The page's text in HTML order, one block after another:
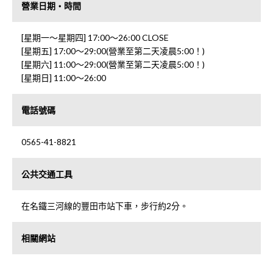
營業日期・時間
[星期一〜星期四] 17:00〜26:00 CLOSE
[星期五] 17:00〜29:00(營業至第二天凌晨5:00！)
[星期六] 11:00〜29:00(營業至第二天凌晨5:00！)
[星期日] 11:00〜26:00
電話號碼
0565-41-8821
公共交通工具
在名鐵三河線的豐田市站下車，步行約2分。
相關網站